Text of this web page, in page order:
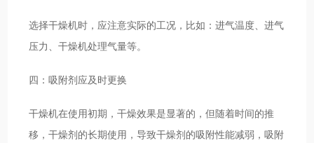
选择干燥机时，应注意实际的工况，比如：进气温度、进气
压力、干燥机处理气量等。
四：吸附剂应及时更换
干燥机在使用初期，干燥效果是显著的，但随着时间的推
移，干燥剂的长期使用，导致干燥剂的吸附性能减弱，吸附